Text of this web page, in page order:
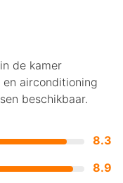
8.3
8.9
de kamer
airconditioning
beschikbaar.